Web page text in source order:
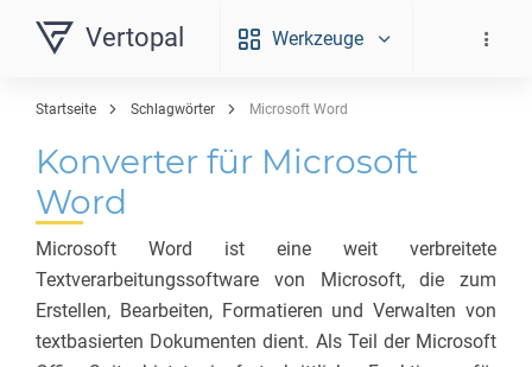
Vertopal Werkzeuge
Startseite Schlagwörter Microsoft Word
Konverter für Microsoft
Word
Microsoft Word ist eine weit verbreitete
Textverarbeitungssoftware von Microsoft, die zum
Erstellen, Bearbeiten, Formatieren und Verwalten von
textbasierten Dokumenten dient. Als Teil der Microsoft